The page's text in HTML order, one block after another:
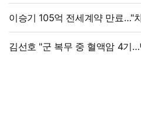
이승기 105억 전세계약 만료…"
법적 조치"
김선호 "군 복무 중 혈액암 4기